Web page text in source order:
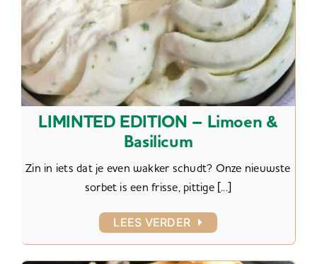
LIMINTED EDITION – Limoen &
Basilicum
Zin in iets dat je even wakker schudt? Onze nieuwste
sorbet is een frisse, pittige [...]
LEES VERDER